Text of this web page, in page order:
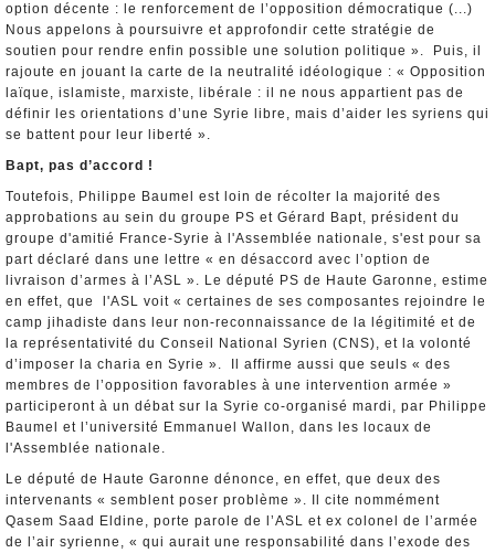
option décente : le renforcement de l’opposition démocratique (...)
Nous appelons à poursuivre et approfondir cette stratégie de
soutien pour rendre enfin possible une solution politique ». Puis, il
rajoute en jouant la carte de la neutralité idéologique : « Opposition
laïque, islamiste, marxiste, libérale : il ne nous appartient pas de
définir les orientations d’une Syrie libre, mais d’aider les syriens qui
se battent pour leur liberté ».
Bapt, pas d’accord !
Toutefois, Philippe Baumel est loin de récolter la majorité des
approbations au sein du groupe PS et Gérard Bapt, président du
groupe d'amitié France-Syrie à l'Assemblée nationale, s'est pour sa
part déclaré dans une lettre « en désaccord avec l’option de
livraison d’armes à l’ASL ». Le député PS de Haute Garonne, estime
en effet, que l'ASL voit « certaines de ses composantes rejoindre le
camp jihadiste dans leur non-reconnaissance de la légitimité et de
la représentativité du Conseil National Syrien (CNS), et la volonté
d’imposer la charia en Syrie ». Il affirme aussi que seuls « des
membres de l’opposition favorables à une intervention armée »
participeront à un débat sur la Syrie co-organisé mardi, par Philippe
Baumel et l’université Emmanuel Wallon, dans les locaux de
l'Assemblée nationale.
Le député de Haute Garonne dénonce, en effet, que deux des
intervenants « semblent poser problème ». Il cite nommément
Qasem Saad Eldine, porte parole de l’ASL et ex colonel de l’armée
de l’air syrienne, « qui aurait une responsabilité dans l’exode des